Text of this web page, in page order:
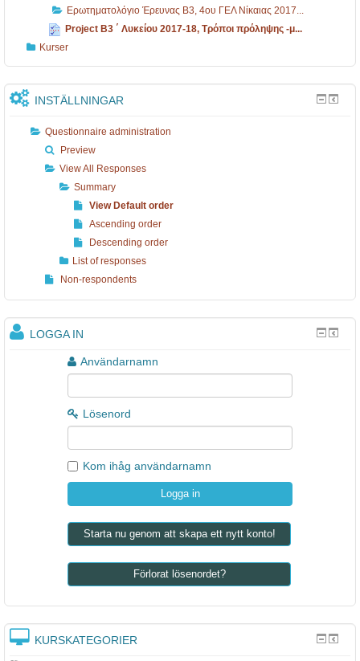
Ερωτηματολόγιο Έρευνας B3, 4ου ΓΕΛ Νίκαιας 2017...
Project Β3 ΄ Λυκείου 2017-18, Τρόποι πρόληψης -μ...
Kurser
INSTÄLLNINGAR
Questionnaire administration
Preview
View All Responses
Summary
View Default order
Ascending order
Descending order
List of responses
Non-respondents
LOGGA IN
Användarnamn
Lösenord
Kom ihåg användarnamn
Starta nu genom att skapa ett nytt konto!
Förlorat lösenordet?
KURSKATEGORIER